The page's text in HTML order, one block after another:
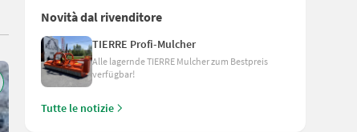
Novità dal rivenditore
TIERRE Profi-Mulcher
Alle lagernde TIERRE Mulcher zum Bestpreis
verfügbar!
Tutte le notizie